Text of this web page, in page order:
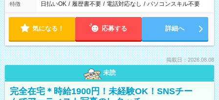
特徴 日払いOK / 履歴書不要 / 電話対応なし / パソコンスキル不要
気になる！ 応募する 詳細へ
掲載日：2026.08.08
未読
完全在宅＊時給1900円！未経験OK！SNSチー